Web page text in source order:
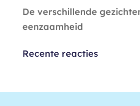
De verschillende
eenzaamheid
Recente reacties